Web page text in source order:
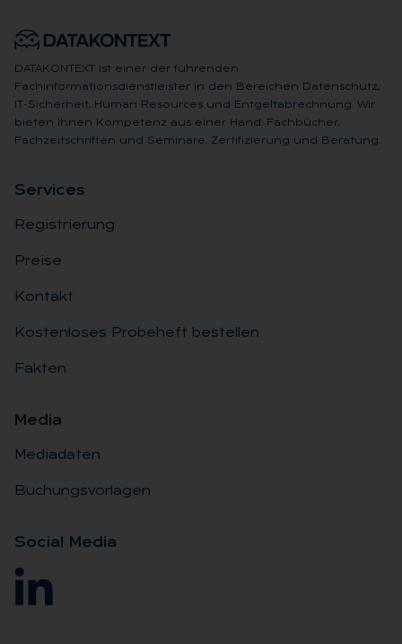
DATAKONTEXT ist einer der führenden
Fachinformationsdienstleister in den Bereichen Datenschutz,
IT-Sicherheit, Human Resources und Entgeltabrechnung. Wir
bieten Ihnen Kompetenz aus einer Hand: Fachbücher,
Fachzeitschriften und Seminare, Zertifizierung und Beratung.
Ser­vices
Registrierung
Preise
Kontakt
Kostenloses Probeheft bestellen
Fakten
Me­dia
Mediadaten
Buchungsvorlagen
So­ci­al Me­dia